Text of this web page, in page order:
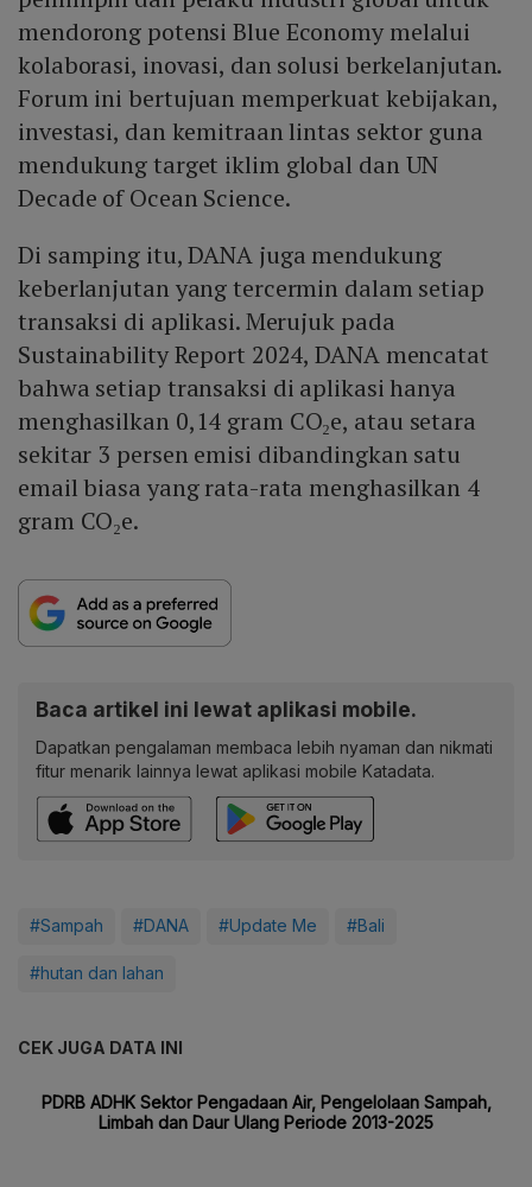
mendorong potensi Blue Economy melalui
kolaborasi, inovasi, dan solusi berkelanjutan.
Forum ini bertujuan memperkuat kebijakan,
investasi, dan kemitraan lintas sektor guna
mendukung target iklim global dan UN
Decade of Ocean Science.
Di samping itu, DANA juga mendukung
keberlanjutan yang tercermin dalam setiap
transaksi di aplikasi. Merujuk pada
Sustainability Report 2024, DANA mencatat
bahwa setiap transaksi di aplikasi hanya
menghasilkan 0,14 gram CO₂e, atau setara
sekitar 3 persen emisi dibandingkan satu
email biasa yang rata-rata menghasilkan 4
gram CO₂e.
Baca artikel ini lewat aplikasi mobile.
Dapatkan pengalaman membaca lebih nyaman dan nikmati
fitur menarik lainnya lewat aplikasi mobile Katadata.
#Sampah #DANA #Update Me #Bali
#hutan dan lahan
CEK JUGA DATA INI